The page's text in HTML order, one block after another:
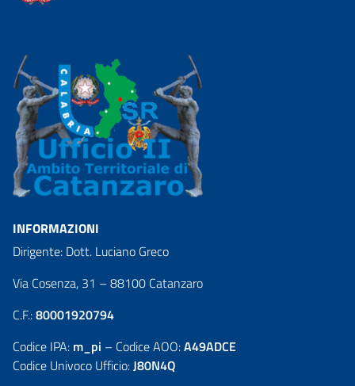
INFORMAZIONI
Dirigente: Dott. Luciano Greco
Via Cosenza, 31 – 88100 Catanzaro
C.F.:80001920794
Codice IPA: m_pi – Codice AOO:A49ADCE
Codice Univoco Ufficio:J80N4Q